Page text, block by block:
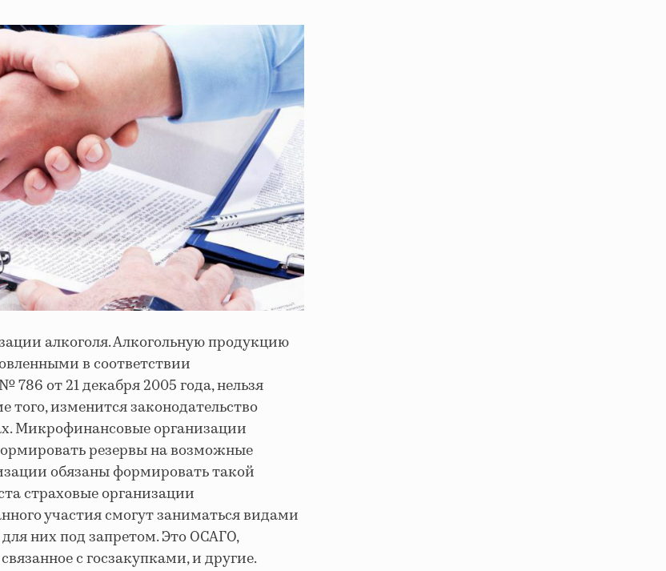
алкоголя. Алкогольную продукцию
в соответствии
от 21 декабря 2005 года, нельзя
того, изменится законодательство
Микрофинансовые организации
резервы на возможные
обязаны формировать такой
страховые организации
участия смогут заниматься видами
них под запретом. Это ОСАГО,
с госзакупками, и другие.